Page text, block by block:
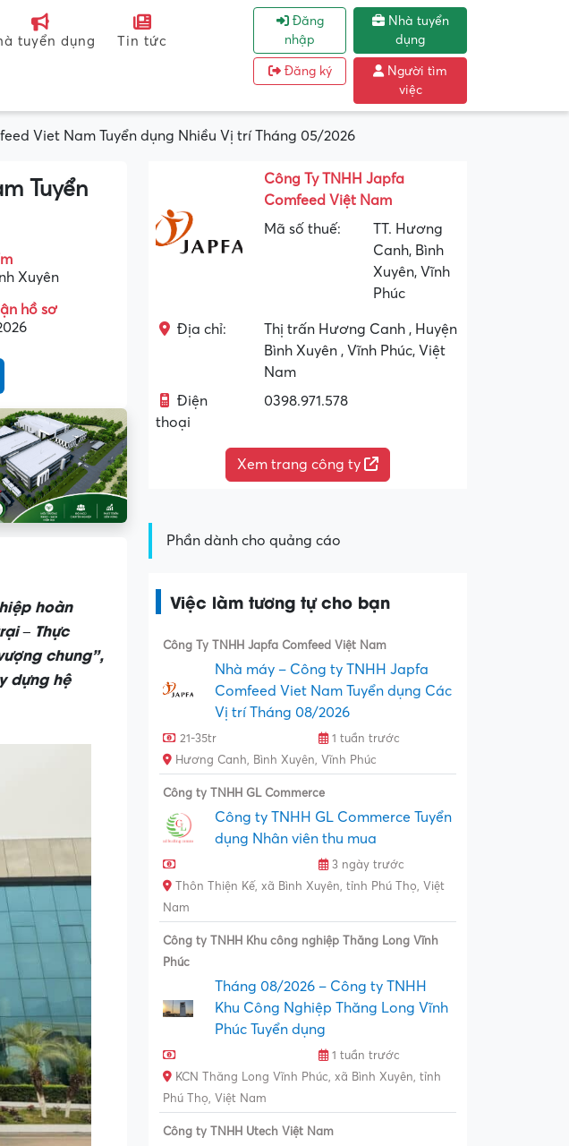
tuyển dụng Tin tức
Đăng
nhập
Đăng ký
Nhà tuyển
dụng
Người tìm
việc
Viet Nam Tuyển dụng Nhiều Vị trí Tháng 05/2026
Tuyển
Xuyên
hồ sơ
Công Ty TNHH Japfa
Comfeed Việt Nam
Mã số thuế:
TT. Hương
Canh, Bình
Xuyên, Vĩnh
Phúc
Địa chỉ:
Thị trấn Hương Canh , Huyện
Bình Xuyên , Vĩnh Phúc, Việt
Nam
Điện
thoại
0398.971.578
Xem trang công ty
hoàn
– Thực
chung”,
dựng hệ
Phần dành cho quảng cáo
Việc làm tương tự cho bạn
Công Ty TNHH Japfa Comfeed Việt Nam
Nhà máy – Công ty TNHH Japfa
Comfeed Viet Nam Tuyển dụng Các
Vị trí Tháng 08/2026
21-35tr
1 tuần trước
Hương Canh, Bình Xuyên, Vĩnh Phúc
Công ty TNHH GL Commerce
Công ty TNHH GL Commerce Tuyển
dụng Nhân viên thu mua
3 ngày trước
Thôn Thiện Kế, xã Bình Xuyên, tỉnh Phú Thọ, Việt
Nam
Công ty TNHH Khu công nghiệp Thăng Long Vĩnh
Phúc
Tháng 08/2026 – Công ty TNHH
Khu Công Nghiệp Thăng Long Vĩnh
Phúc Tuyển dụng
1 tuần trước
KCN Thăng Long Vĩnh Phúc, xã Bình Xuyên, tỉnh
Phú Thọ, Việt Nam
Công ty TNHH Utech Việt Nam